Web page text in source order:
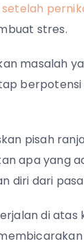
stres.
masalah
berpotensi
pisah
apa yang
diri dari
di atas